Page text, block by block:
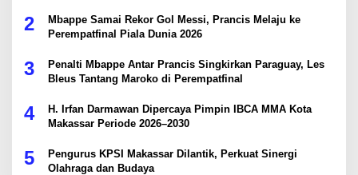
2
Mbappe Samai Rekor Gol Messi, Prancis Melaju ke
Perempatfinal Piala Dunia 2026
3
Penalti Mbappe Antar Prancis Singkirkan Paraguay, Les
Bleus Tantang Maroko di Perempatfinal
4
H. Irfan Darmawan Dipercaya Pimpin IBCA MMA Kota
Makassar Periode 2026–2030
5
Pengurus KPSI Makassar Dilantik, Perkuat Sinergi
Olahraga dan Budaya